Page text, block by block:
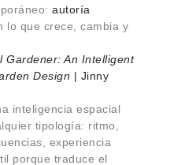
autoría
lo que crece, cambia y
Gardener: An Intelligent
Design | Jinny
inteligencia espacial
tipología: ritmo,
experiencia
porque traduce el